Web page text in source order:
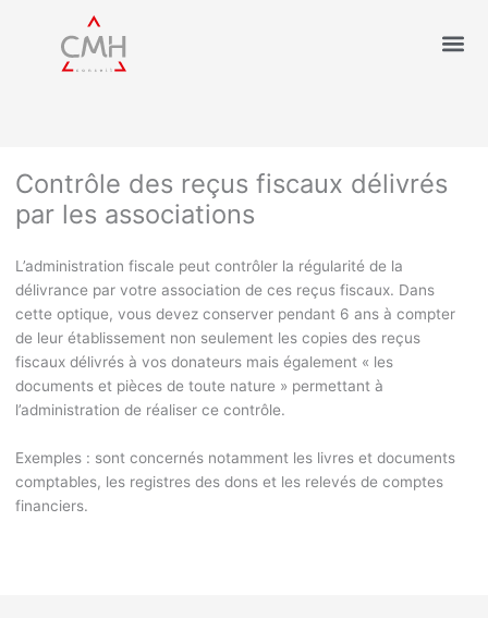
Contrôle des reçus fiscaux délivrés
par les associations
L’administration fiscale peut contrôler la régularité de la
délivrance par votre association de ces reçus fiscaux. Dans
cette optique, vous devez conserver pendant 6 ans à compter
de leur établissement non seulement les copies des reçus
fiscaux délivrés à vos donateurs mais également « les
documents et pièces de toute nature » permettant à
l’administration de réaliser ce contrôle.
Exemples : sont concernés notamment les livres et documents
comptables, les registres des dons et les relevés de comptes
financiers.